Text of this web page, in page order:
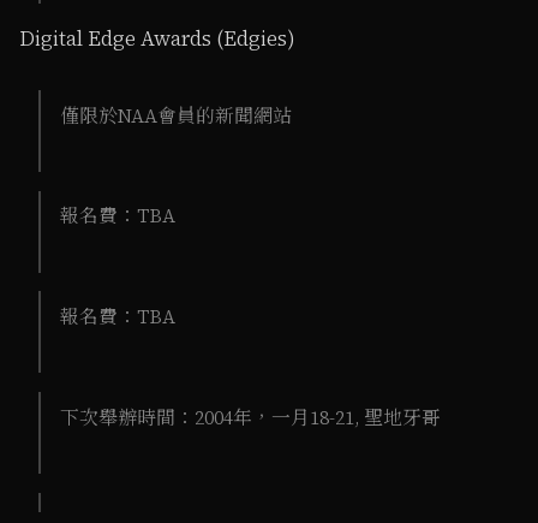
Digital Edge Awards (Edgies)
僅限於NAA會員的新聞網站
報名費：TBA
報名費：TBA
下次舉辦時間：2004年，一月18-21, 聖地牙哥